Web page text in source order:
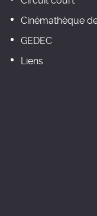
Cinémathèque
GEDEC
Liens